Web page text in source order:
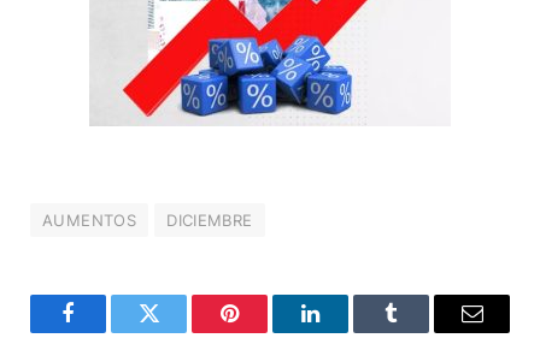
AUMENTOS DICIEMBRE
FacebookTwitter Pinterest LinkedInTumblr
Correo